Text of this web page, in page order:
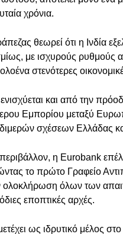
χρόνια.
θεωρεί ότι η Ινδία
με ισχυρούς ρυθμούς
στενότερες
και από την
Εμπορίου μεταξύ
σχέσεων Ελλάδας
η Eurobank
το πρώτο Γραφείο
ολοκλήρωση όλων των
εποπτικές αρχές.
ως ιδρυτικό μέλος